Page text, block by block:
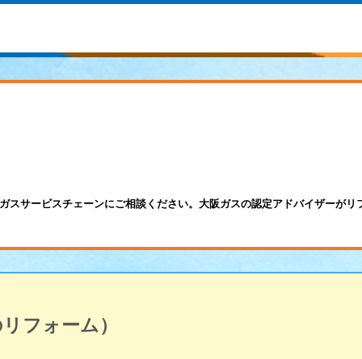
サービスチェーンにご相談ください。大阪ガスの認定アドバイザーが
フォーム）